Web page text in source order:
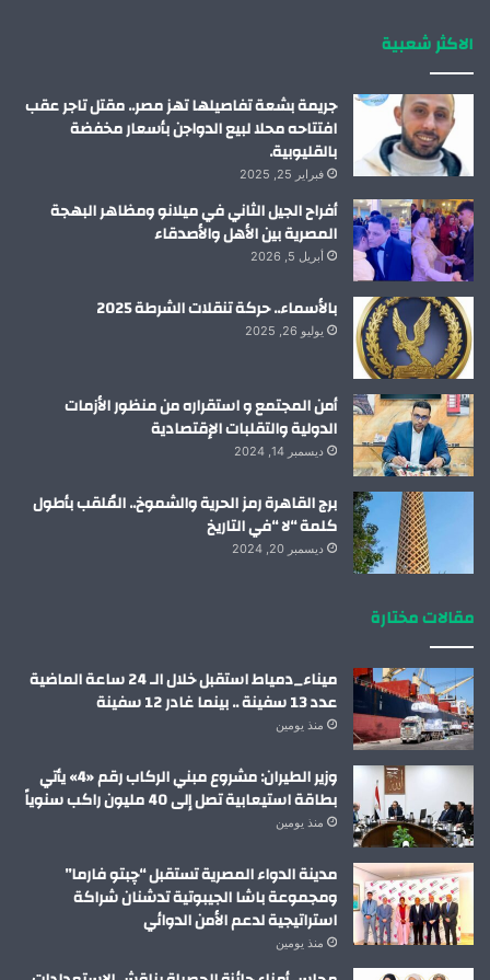
الاكثر شعبية
جريمة بشعة تفاصيلها تهز مصر.. مقتل تاجر عقب
افتتاحه محلا لبيع الدواجن بأسعار مخفضة
بالقليوبية.
فبراير 25, 2025
أفراح الجيل الثاني في ميلانو ومظاهر البهجة
المصرية بين الأهل والأصدقاء
أبريل 5, 2026
بالأسماء.. حركة تنقلات الشرطة 2025
يوليو 26, 2025
أمن المجتمع و استقراره من منظور الأزمات
الدولية والتقلبات الإقتصادية
ديسمبر 14, 2024
برج القاهرة رمز الحرية والشموخ.. المُلقب بأطول
كلمة “لا “في التاريخ
ديسمبر 20, 2024
مقالات مختارة
ميناء_دمياط استقبل خلال الـ 24 ساعة الماضية
عدد 13 سفينة .. بينما غادر 12 سفينة
منذ يومين
وزير الطيران: مشروع مبني الركاب رقم «4» يأتي
بطاقة استيعابية تصل إلى 40 مليون راكب سنوياً
منذ يومين
مدينة الدواء المصرية تستقبل “چبتو فارما”
ومجموعة باشا الجيبوتية تدشنان شراكة
استراتيجية لدعم الأمن الدوائي
منذ يومين